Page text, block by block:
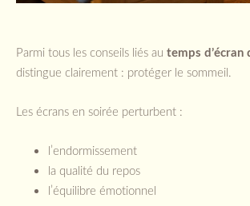
Parmi tous les conseils liés au temps d’écran
distingue clairement : protéger le sommeil.
Les écrans en soirée perturbent :
l’endormissement
la qualité du repos
l’équilibre émotionnel